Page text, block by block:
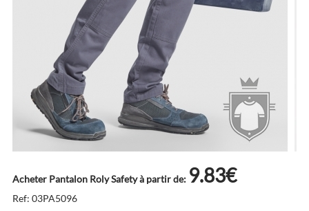
Acheter Pantalon Roly Safety à partir de: 9.83€
Ref: 03PA5096